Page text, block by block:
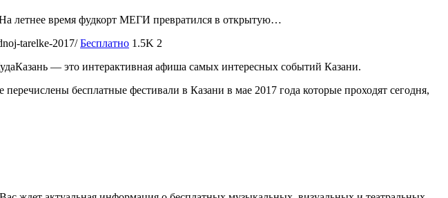
летнее время фудкорт МЕГИ превратился в открытую…
tarelke-2017/ Бесплатно 1.5K 2
— это интерактивная афиша самых интересных событий Казани.
бесплатные фестивали в Казани в мае 2017 года которые проходят сегодня,